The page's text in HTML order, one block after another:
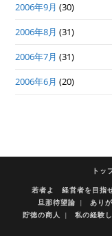
2006年9月 (30)
2006年8月 (31)
2006年7月 (31)
2006年6月 (20)
トッ
若者よ 経営者を目指
旦那待望論
あり
貯徳の商人
私の経験